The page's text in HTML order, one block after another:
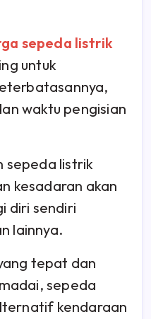
sepeda listrik
untuk
waktu pengisian
sepeda listrik
kesadaran akan
diri sendiri
lainnya.
tepat dan
sepeda
kendaraan